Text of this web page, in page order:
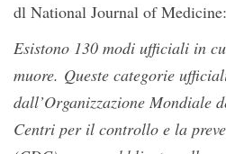
dl National Journal of Medicine:
Esistono 130 modi ufficiali in
muore. Queste categorie
dall’Organizzazione Mondiale
Centri per il controllo e la